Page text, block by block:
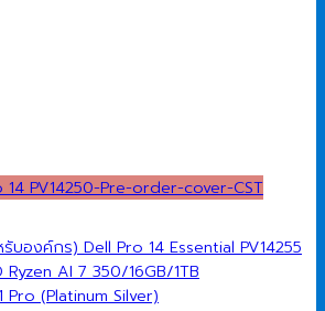
องค์กร) Dell Pro 14 Essential PV14255
Ryzen AI 7 350/16GB/1TB
Pro (Platinum Silver)